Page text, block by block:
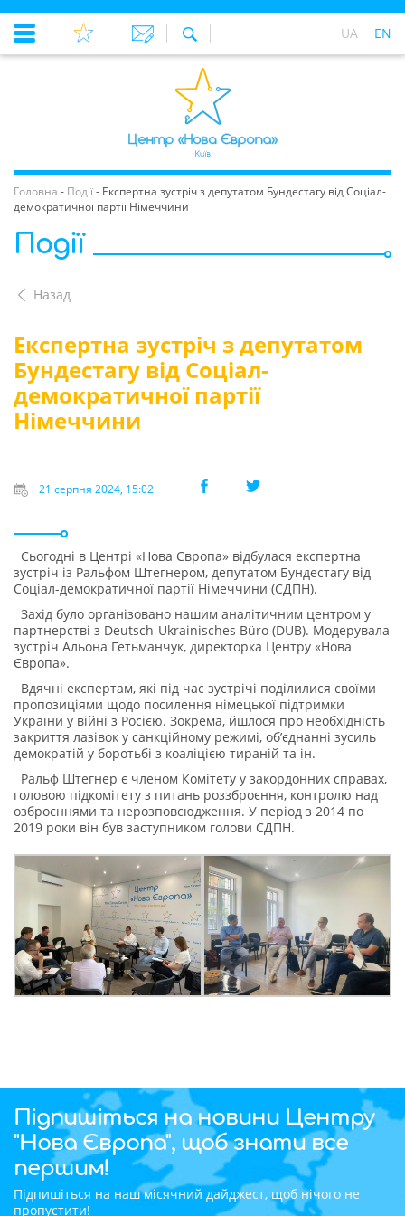
UA EN
Головна - Події- Експертна зустріч з депутатом Бундестагу від Соціал-
демократичної партії Німеччини
Події
Назад
Експертна зустріч з депутатом
Бундестагу від Соціал-
демократичної партії
Німеччини
21 серпня 2024, 15:02
Сьогодні в Центрі «Нова Європа» відбулася експертна
зустріч із Ральфом Штегнером, депутатом Бундестагу від
Соціал-демократичної партії Німеччини (СДПН).
Захід було організовано нашим аналітичним центром у
партнерстві з Deutsch-Ukrainisches Büro (DUB). Модерувала
зустріч Альона Гетьманчук, директорка Центру «Нова
Європа».
Вдячні експертам, які під час зустрічі поділилися своїми
пропозиціями щодо посилення німецької підтримки
України у війні з Росією. Зокрема, йшлося про необхідність
закриття лазівок у санкційному режимі, обʼєднанні зусиль
демократій у боротьбі з коаліцією тираній та ін.
Ральф Штегнер є членом Комітету у закордонних справах,
головою підкомітету з питань роззброєння, контролю над
озброєннями та нерозповсюдження. У період з 2014 по
2019 роки він був заступником голови СДПН.
Підпишіться на новини Центру
"Нова Європа", щоб знати все
першим!
Підпишіться на наш місячний дайджест, щоб нічого не
пропустити!